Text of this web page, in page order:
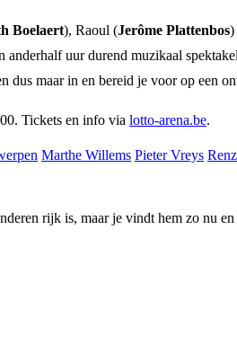
Boelaert), Raoul (Jerôme Plattenbos)
uur durend muzikaal
dus maar in en bereid je voor op een
Tickets en info via lotto-arena.be.
Marthe Willems Pieter Vreys
rijk is, maar je vindt hem zo nu